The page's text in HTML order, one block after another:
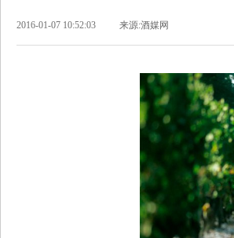
2016-01-07 10:52:03 来源:酒媒网